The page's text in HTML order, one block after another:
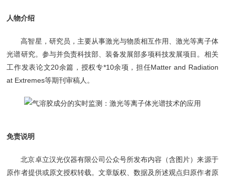
人物介绍
高智星，研究员，主要从事激光与物质相互作用、激光等离子体
光谱研究。参与并负责科技部、装备发展部多项科技发展项目。相关
工作发表论文20余篇，授权专*10余项，担任Matter and Radiation
at Extremes等期刊审稿人。
免责说明
北京卓立汉光仪器有限公司公众号所发布内容（含图片）来源于
原作者提供或原文授权转载。文章版权、数据及所述观点归原作者原